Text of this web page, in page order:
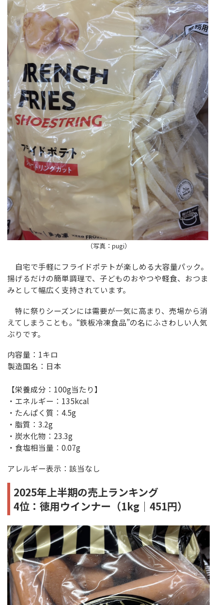
（写真：pugi）
自宅で手軽にフライドポテトが楽しめる大容量パック。
揚げるだけの簡単調理で、子どものおやつや軽食、おつま
みとして幅広く支持されています。
特に祭りシーズンには需要が一気に高まり、売場から消
えてしまうことも。“鉄板冷凍食品”の名にふさわしい人気
ぶりです。
内容量：1キロ
製造国名：日本
【栄養成分：100g当たり】
・エネルギー：135kcal
・たんぱく質：4.5g
・脂質：3.2g
・炭水化物：23.3g
・食塩相当量：0.07g
アレルギー表示：該当なし
2025年上半期の売上ランキング
4位：徳用ウインナー（1kg｜451円）